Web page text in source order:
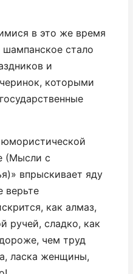
в это же время
стало
и
которыми
(Мысли с
впрыскивает яду
верьте
как алмаз,
ручей, сладко, как
чем труд
ласка женщины,